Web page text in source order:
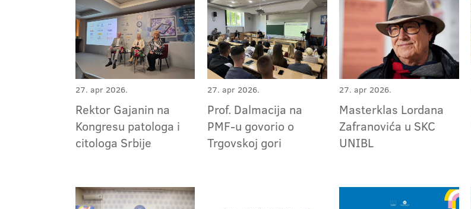
27. apr 2026.
Rektor Gajanin na
Kongresu patologa i
citologa Srbije
27. apr 2026.
Prof. Dalmacija na
PMF-u govorio o
Trgovskoj gori
27. apr 2026.
Masterklas Lordana
Zafranovića u SKC
UNIBL